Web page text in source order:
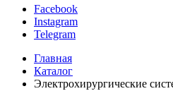
Facebook
Instagram
Telegram
Главная
Каталог
Электрохирургические